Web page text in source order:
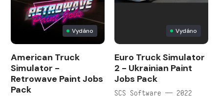
Vydáno
American Truck
Simulator -
Retrowave Paint Jobs
Pack
Vydáno
Euro Truck Simulator
2 - Ukrainian Paint
Jobs Pack
SCS Software — 2022